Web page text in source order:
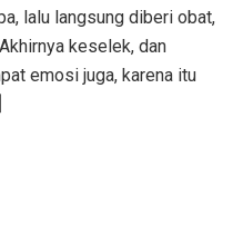
lalu langsung diberi obat,
keselek, dan
emosi juga, karena itu